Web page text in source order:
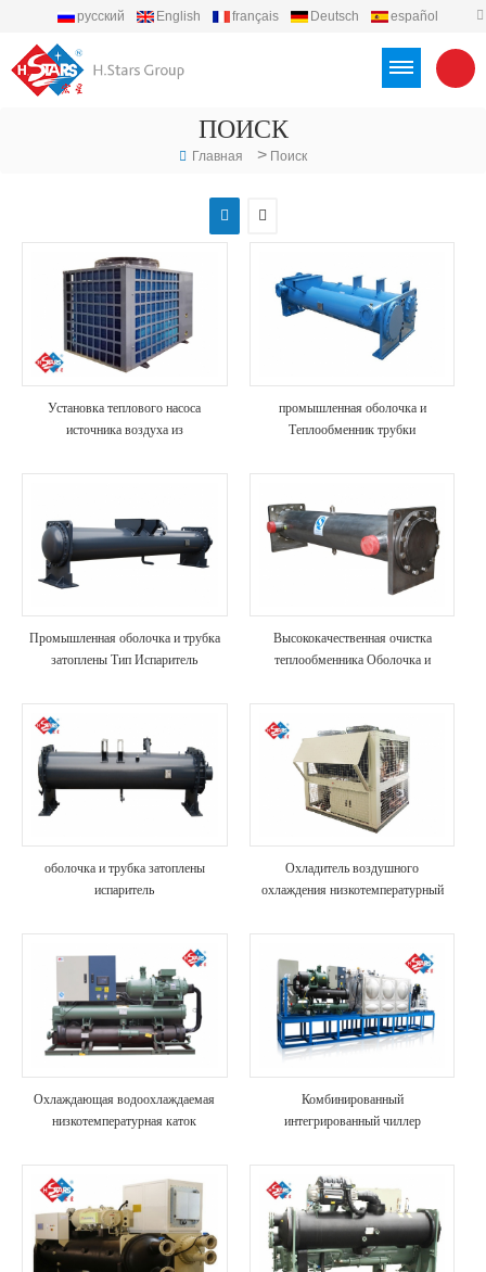
русский English français Deutsch
español
ПОИСК
Главная > Поиск
Установка теплового насоса
источника воздуха из
промышленная оболочка и
Теплообменник трубки
Промышленная оболочка и трубка
затоплены Тип Испаритель
Высококачественная очистка
теплообменника Оболочка и
оболочка и трубка затоплены
испаритель
Охладитель воздушного
охлаждения низкотемпературный
Охлаждающая водоохлаждаемая
низкотемпературная каток
Комбинированный
интегрированный чиллер